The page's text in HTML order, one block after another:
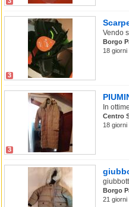
3
Vendo
Borgo
18
3
In
Centro
18
Borgo
21